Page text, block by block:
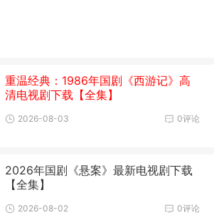
重温经典：1986年国剧《西游记》高
清电视剧下载【全集】
0评论
2026-08-03
2026年国剧《悬案》最新电视剧下载
【全集】
0评论
2026-08-02